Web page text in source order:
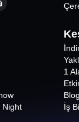
Night
1
Blog
İş